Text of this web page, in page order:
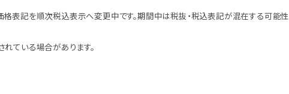
表記を順次税込表示へ変更中です。期間中は税抜・税込表記が混在する可能性
ている場合があります。